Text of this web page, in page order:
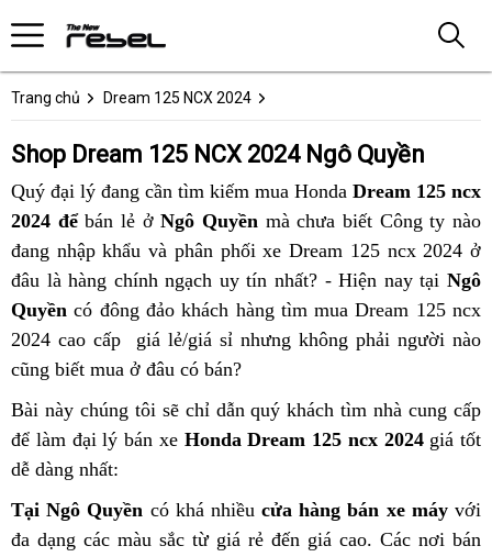
Trang chủ Dream 125 NCX 2024
Shop Dream 125 NCX 2024 Ngô Quyền
Quý đại lý đang cần tìm kiếm mua Honda Dream 125 ncx
2024 đểbán lẻ ởNgô Quyền mà chưa biết Công ty nào
đang nhập khẩu và phân phối xe Dream 125 ncx 2024 ở
đâu là hàng chính ngạch uy tín nhất? - Hiện nay tại Ngô
Quyền có đông đảo khách hàng tìm mua Dream 125 ncx
2024 cao cấp giá lẻ/giá sỉ nhưng không phải người nào
cũng biết mua ở đâu có bán?
Bài này chúng tôi sẽ chỉ dẫn quý khách tìm nhà cung cấp
để làm đại lý bán xe Honda Dream 125 ncx 2024giá tốt
dễ dàng nhất:
Tại Ngô Quyền có khá nhiềucửa hàng bán xe máyvới
đa dạng các màu sắc từ giá rẻ đến giá cao. Các nơi bán